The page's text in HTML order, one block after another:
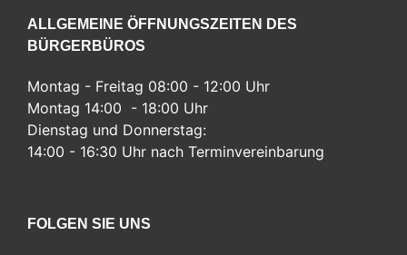
ALLGEMEINE ÖFFNUNGSZEITEN DES
BÜRGERBÜROS
Montag - Freitag 08:00 - 12:00 Uhr
Montag 14:00 - 18:00 Uhr
Dienstag und Donnerstag:
14:00 - 16:30 Uhr nach Terminvereinbarung
FOLGEN SIE UNS